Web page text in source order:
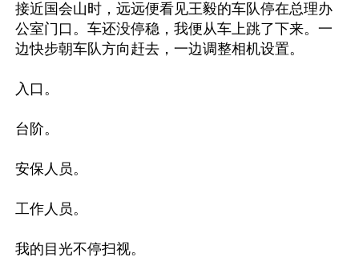
接近国会山时，远远便看见王毅的车队停在总理办
公室门口。车还没停稳，我便从车上跳了下来。一
边快步朝车队方向赶去，一边调整相机设置。
入口。
台阶。
安保人员。
工作人员。
我的目光不停扫视。